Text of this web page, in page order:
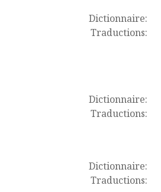
Dictionnaire:
Traductions:
Dictionnaire:
Traductions:
Dictionnaire:
Traductions: